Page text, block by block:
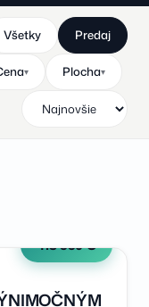
Všetky Predaj
▾ Plocha▾
418 990 €